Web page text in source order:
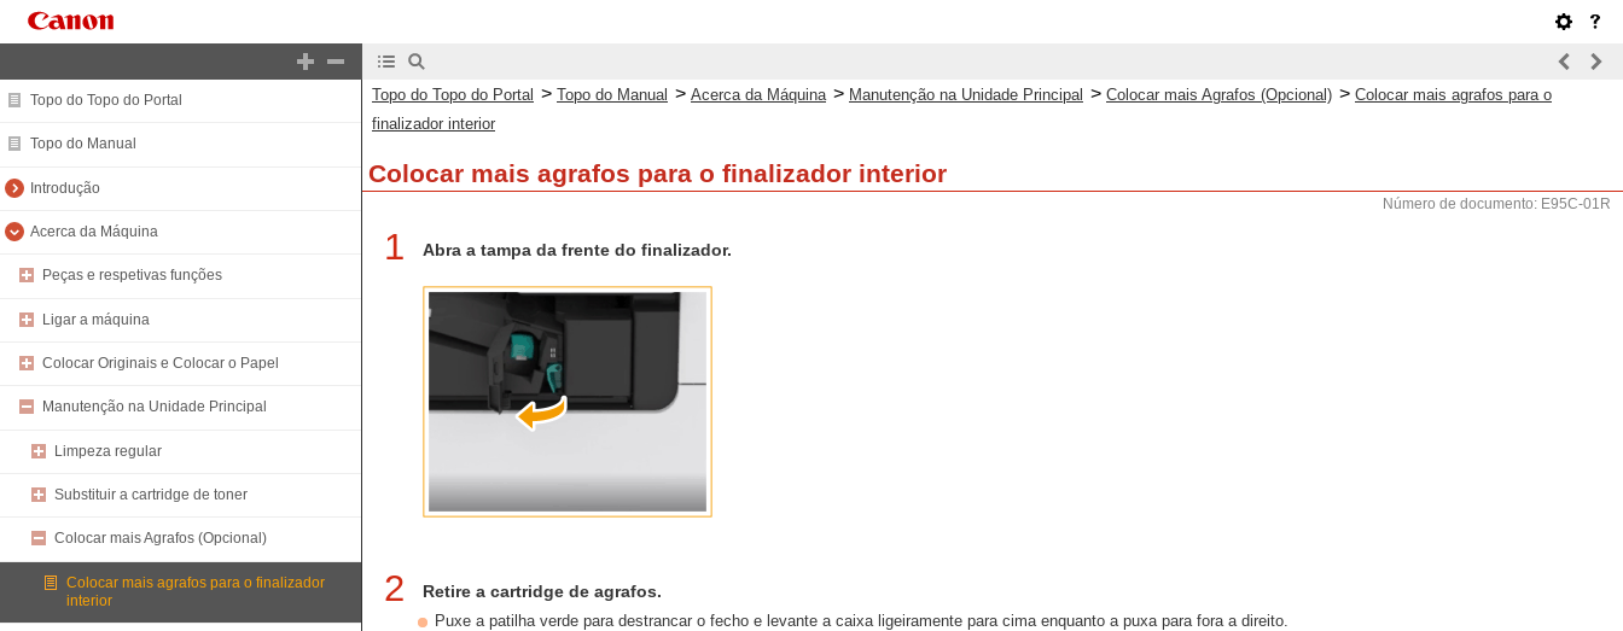
Topo do Topo do Portal
Topo do Manual
Introdução
Acerca da Máquina
Peças e respetivas funções
Ligar a máquina
Colocar Originais e Colocar o Papel
Manutenção na Unidade Principal
Limpeza regular
Substituir a cartridge de toner
Colocar mais Agrafos (Opcional)
Colocar mais agrafos para o finalizador
interior
Topo do Topo do Portal > Topo do Manual > Acerca da Máquina > Manutenção na Unidade Principal > Colocar mais Agrafos (Opcional) > Colocar mais agrafos para o
finalizador interior
Colocar mais agrafos para o finalizador interior
Número de documento: E95C-01R
1 Abra a tampa da frente do finalizador.
2 Retire a cartridge de agrafos.
Puxe a patilha verde para destrancar o fecho e levante a caixa ligeiramente para cima enquanto a puxa para fora a direito.